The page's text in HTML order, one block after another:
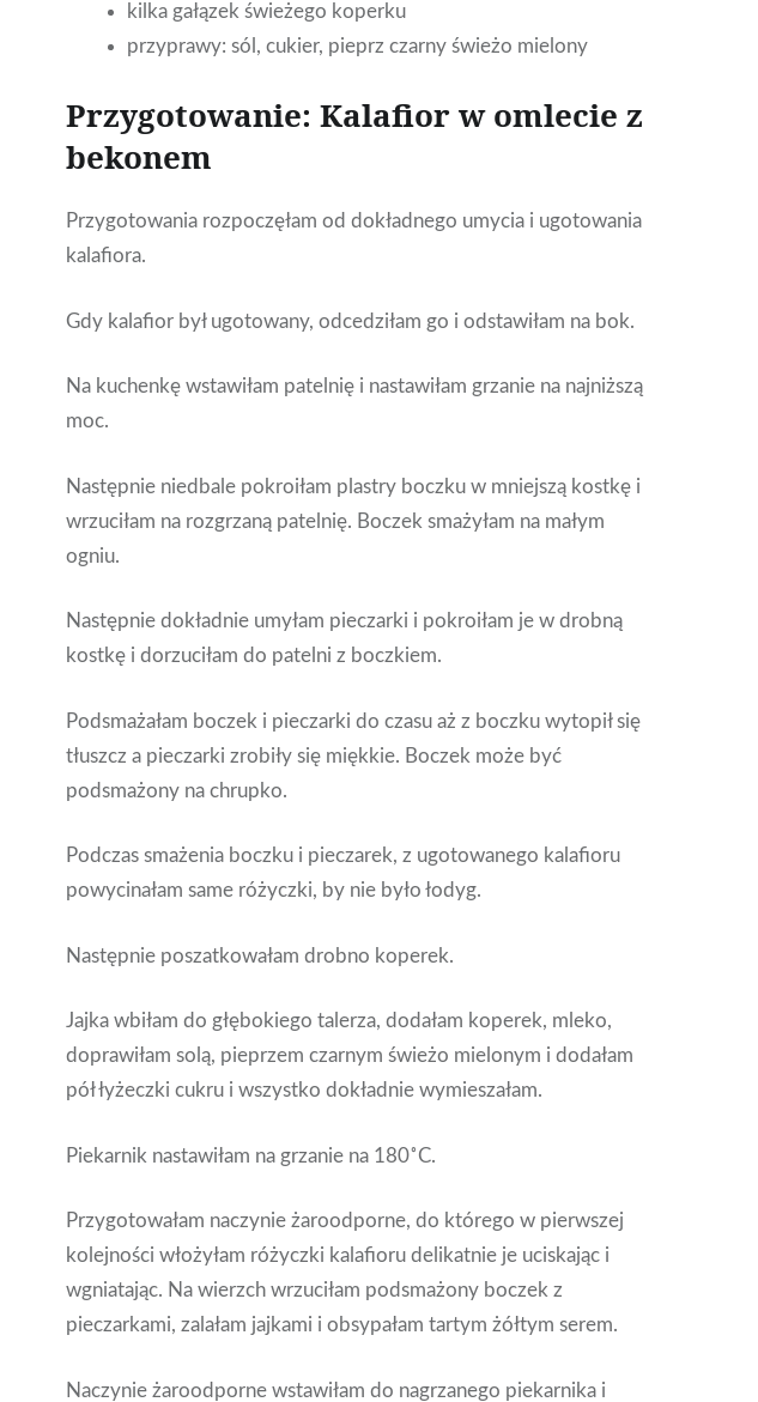
kilka gałązek świeżego koperku
przyprawy: sól, cukier, pieprz czarny świeżo mielony
Przygotowanie: Kalafior w omlecie z
bekonem
Przygotowania rozpoczęłam od dokładnego umycia i ugotowania
kalafiora.
Gdy kalafior był ugotowany, odcedziłam go i odstawiłam na bok.
Na kuchenkę wstawiłam patelnię i nastawiłam grzanie na najniższą
moc.
Następnie niedbale pokroiłam plastry boczku w mniejszą kostkę i
wrzuciłam na rozgrzaną patelnię. Boczek smażyłam na małym
ogniu.
Następnie dokładnie umyłam pieczarki i pokroiłam je w drobną
kostkę i dorzuciłam do patelni z boczkiem.
Podsmażałam boczek i pieczarki do czasu aż z boczku wytopił się
tłuszcz a pieczarki zrobiły się miękkie. Boczek może być
podsmażony na chrupko.
Podczas smażenia boczku i pieczarek, z ugotowanego kalafioru
powycinałam same różyczki, by nie było łodyg.
Następnie poszatkowałam drobno koperek.
Jajka wbiłam do głębokiego talerza, dodałam koperek, mleko,
doprawiłam solą, pieprzem czarnym świeżo mielonym i dodałam
pół łyżeczki cukru i wszystko dokładnie wymieszałam.
Piekarnik nastawiłam na grzanie na 180˚C.
Przygotowałam naczynie żaroodporne, do którego w pierwszej
kolejności włożyłam różyczki kalafioru delikatnie je uciskając i
wgniatając. Na wierzch wrzuciłam podsmażony boczek z
pieczarkami, zalałam jajkami i obsypałam tartym żółtym serem.
Naczynie żaroodporne wstawiłam do nagrzanego piekarnika i